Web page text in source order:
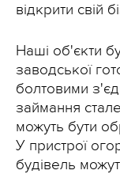
відкрити свій
Наші об'єкти
заводської
болтовими
займання
можуть бути
У пристрої
будівель